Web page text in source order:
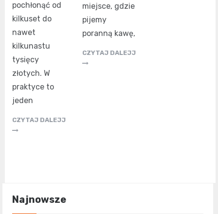
pochłonąć od
kilkuset do
nawet
kilkunastu
tysięcy
złotych. W
praktyce to
jeden
CZYTAJ DALEJJ
miejsce, gdzie
pijemy
poranną kawę,
CZYTAJ DALEJJ
Najnowsze